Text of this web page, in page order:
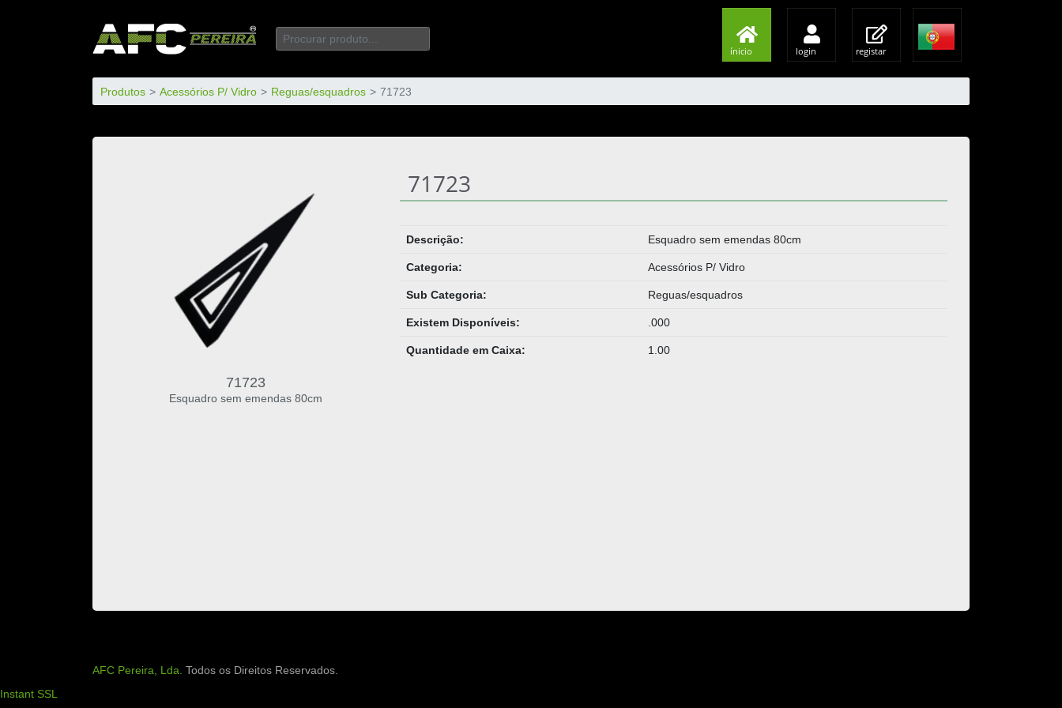
ínicio login registar
Produtos Acessórios P/ Vidro Reguas/esquadros 71723
71723
Esquadro sem emendas 80cm
71723
Descrição: Esquadro sem emendas 80cm
Categoria: Acessórios P/ Vidro
Sub Categoria: Reguas/esquadros
Existem Disponíveis: .000
Quantidade em Caixa: 1.00
AFC Pereira, Lda. Todos os Direitos Reservados.
Instant SSL